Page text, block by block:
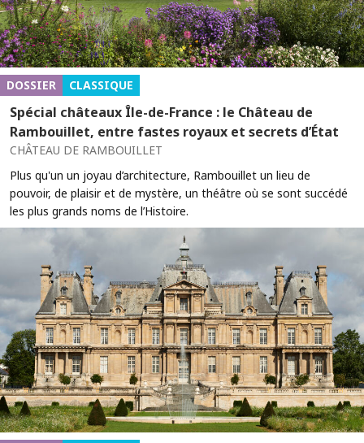
DOSSIER CLASSIQUE
Spécial châteaux Île-de-France : le Château de
Rambouillet, entre fastes royaux et secrets d’État
CHÂTEAU DE RAMBOUILLET
Plus qu'un un joyau d’architecture, Rambouillet un lieu de
pouvoir, de plaisir et de mystère, un théâtre où se sont succédé
les plus grands noms de l’Histoire.